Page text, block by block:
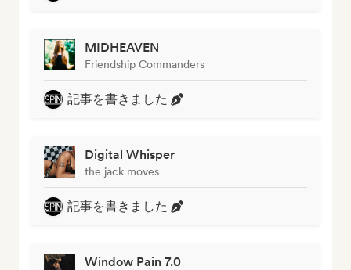
MIDHEAVEN
Friendship Commanders
記事を書きました
Digital Whisper
the jack moves
記事を書きました
Window Pain 7.0